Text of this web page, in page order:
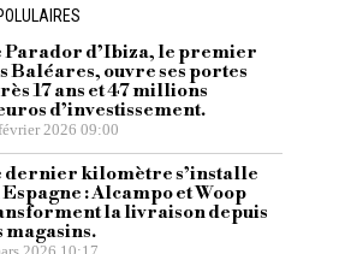
Parador d’Ibiza, le premier
Baléares, ouvre ses portes
17 ans et 47 millions
d’investissement.
2026 09:00
dernier kilomètre s’installe
Espagne : Alcampo et Woop
la livraison depuis
magasins.